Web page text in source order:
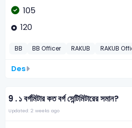
105
120
BB BB Officer RAKUB RAKUB
Des
9 .১ বর্গমিটার কত বর্গ সেন্টিমিটারের সমান?
Updated: 2 weeks ago